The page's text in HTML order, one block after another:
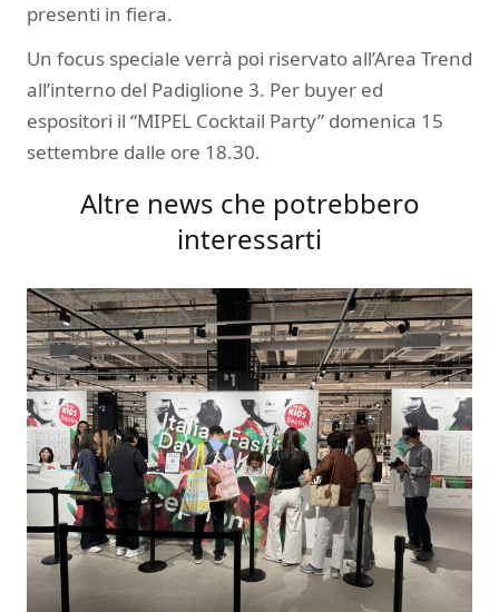
presenti in fiera.
Un focus speciale verrà poi riservato all’Area Trend
all’interno del Padiglione 3. Per buyer ed
espositori il “MIPEL Cocktail Party” domenica 15
settembre dalle ore 18.30.
Altre news che potrebbero
interessarti